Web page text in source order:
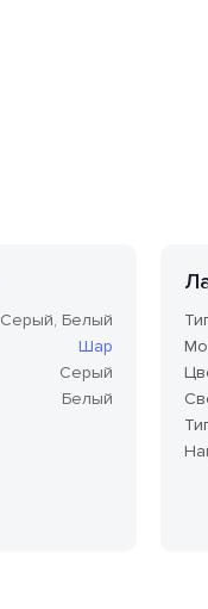
Серый, Белый
Шар
Серый
Белый